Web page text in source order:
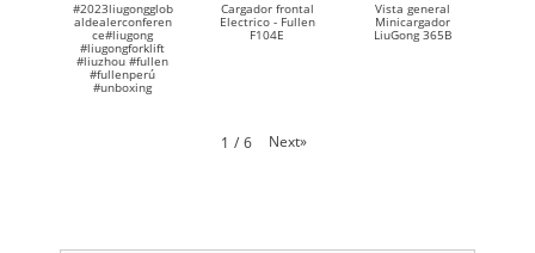
#2023liugongglob
aldealerconferen
ce#liugong
#liugongforklift
#liuzhou #fullen
#fullenperú
#unboxing
Cargador frontal
Electrico - Fullen
F104E
Vista general
Minicargador
LiuGong 365B
1 / 6 Next»